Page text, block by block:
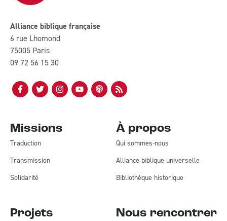
Alliance biblique française
6 rue Lhomond
75005 Paris
09 72 56 15 30
Missions
Traduction
Transmission
Solidarité
Projets
À propos
Qui sommes-nous
Alliance biblique universelle
Bibliothèque historique
Nous rencontrer